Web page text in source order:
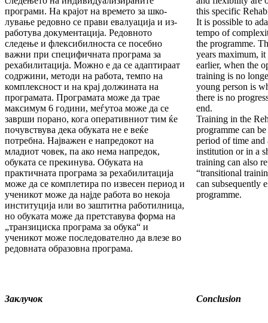
програми. На крајот на времето за шко­
лување редовно се прави евалуација и из­
ра­бо­тува документација. Редовното
следење и флек­сибилноста се посебно
важни при спе­ци­фич­ната програма за
рехабилитација. Можно е да се адаптираат
содржини, методи на работа, темпо на
комплексност и на крај должината на
програмата. Програмата може да трае
макси­мум 6 години, меѓутоа може да се
заврши пора­но, кога оперативниот тим ќе
почувствува дека обу­ката не е веќе
потребна. Најважен е напре­до­кот на
младиот човек, па ако нема напредок,
обуката се прекинува. Обуката на
практичната програма за рехабилитација
може да се ком­пле­ти­ра по извесен период и
ученикот може да нај­де работа во некоја
институција или во заш­тит­на работилница,
но обуката може да претста­ву­ва форма на
„транзициска програма за обука“ и
ученикот може последователно да влезе во
ре­дов­ната образовна програма.
this specific
It is possible to
tempo of
the programme.
years maximum,
earlier, when the
training is no
young person is
there is no
end.
Training in the
programme can
period of time and
institution or in a
training can also
“transitional
can subsequently
programme.
Заклучок Conclusion